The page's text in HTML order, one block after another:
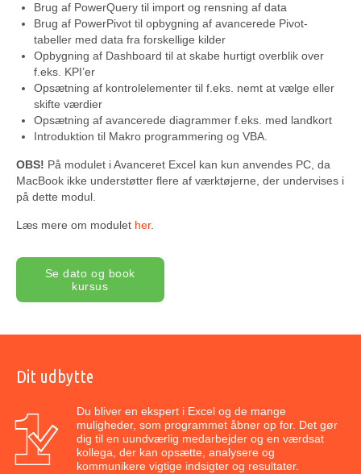
Brug af PowerQuery til import og rensning af data
Brug af PowerPivot til opbygning af avancerede Pivot-
tabeller med data fra forskellige kilder
Opbygning af Dashboard til at skabe hurtigt overblik over
f.eks. KPI’er
Opsætning af kontrolelementer til f.eks. nemt at vælge eller
skifte værdier
Opsætning af avancerede diagrammer f.eks. med landkort
Introduktion til Makro programmering og VBA.
OBS! På modulet i Avanceret Excel kan kun anvendes PC, da
MacBook ikke understøtter flere af værktøjerne, der undervises i
på dette modul.
Læs mere om modulet her.
Se dato og book
kursus
Dit udbytte
Du bliver en ekspert i Excel og de mange
muligheder, som programmet åbner op for. Det gør
dig til en uundværlig medarbejder og en værdsat
kollega, der kan opsætte, analysere og
kommunikere vigtige indsigter og resultater.